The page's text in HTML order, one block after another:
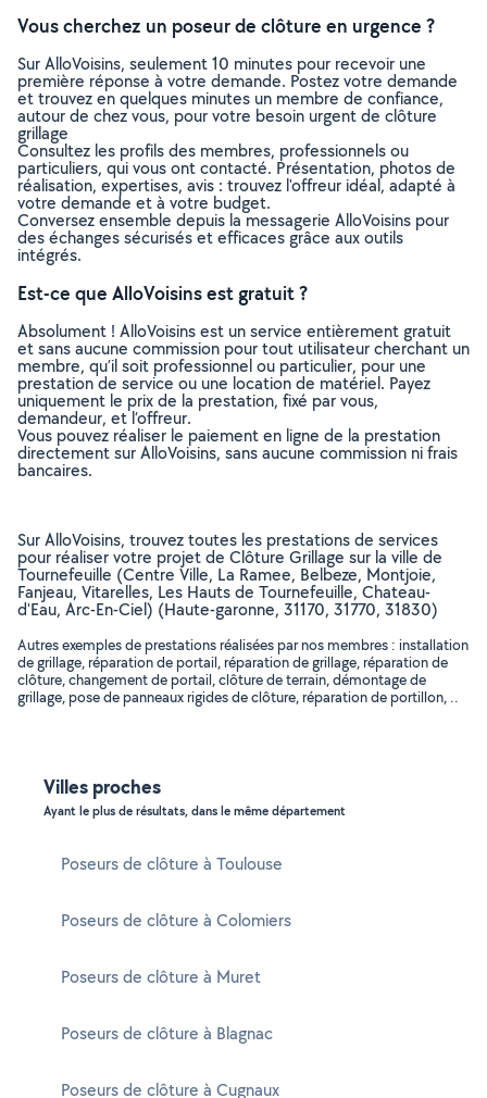
Vous cherchez un poseur de clôture en urgence ?
Sur AlloVoisins, seulement 10 minutes pour recevoir une
première réponse à votre demande. Postez votre demande
et trouvez en quelques minutes un membre de confiance,
autour de chez vous, pour votre besoin urgent de clôture
grillage
Consultez les profils des membres, professionnels ou
particuliers, qui vous ont contacté. Présentation, photos de
réalisation, expertises, avis : trouvez l'offreur idéal, adapté à
votre demande et à votre budget.
Conversez ensemble depuis la messagerie AlloVoisins pour
des échanges sécurisés et efficaces grâce aux outils
intégrés.
Est-ce que AlloVoisins est gratuit ?
Absolument ! AlloVoisins est un service entièrement gratuit
et sans aucune commission pour tout utilisateur cherchant un
membre, qu’il soit professionnel ou particulier, pour une
prestation de service ou une location de matériel. Payez
uniquement le prix de la prestation, fixé par vous,
demandeur, et l’offreur.
Vous pouvez réaliser le paiement en ligne de la prestation
directement sur AlloVoisins, sans aucune commission ni frais
bancaires.
Sur AlloVoisins, trouvez toutes les prestations de services
pour réaliser votre projet de Clôture Grillage sur la ville de
Tournefeuille (Centre Ville, La Ramee, Belbeze, Montjoie,
Fanjeau, Vitarelles, Les Hauts de Tournefeuille, Chateau-
d'Eau, Arc-En-Ciel) (Haute-garonne, 31170, 31770, 31830)
Autres exemples de prestations réalisées par nos membres : installation
de grillage, réparation de portail, réparation de grillage, réparation de
clôture, changement de portail, clôture de terrain, démontage de
grillage, pose de panneaux rigides de clôture, réparation de portillon, ..
Villes proches
Ayant le plus de résultats, dans le même département
Poseurs de clôture à Toulouse
Poseurs de clôture à Colomiers
Poseurs de clôture à Muret
Poseurs de clôture à Blagnac
Poseurs de clôture à Cugnaux